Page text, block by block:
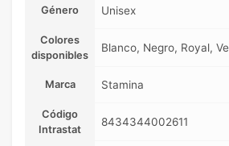
Género Unisex
Colores
disponibles
Blanco, Negro, Royal,
Marca Stamina
Código
Intrastat
8434344002611